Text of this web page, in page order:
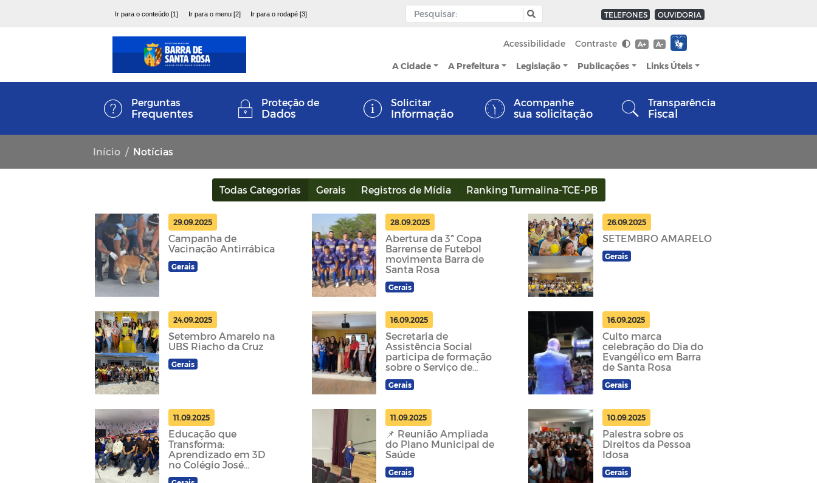
Ir para o conteúdo [1] Ir para o menu [2] Ir para o rodapé [3] TELEFONES OUVIDORIA
Acessibilidade Contraste A+ A-
A Cidade A Prefeitura Legislação Publicações Links Úteis
Perguntas
Frequentes
Proteção de
Dados
Solicitar
Informação
Acompanhe
sua solicitação
Transparência
Fiscal
Início Notícias
Todas Categorias Gerais Registros de Mídia Ranking Turmalina-TCE-PB
29.09.2025
Campanha de
Vacinação Antirrábica
Gerais
28.09.2025
Abertura da 3ª Copa
Barrense de Futebol
movimenta Barra de
Santa Rosa
Gerais
26.09.2025
SETEMBRO AMARELO
Gerais
24.09.2025
Setembro Amarelo na
UBS Riacho da Cruz
Gerais
16.09.2025
Secretaria de
Assistência Social
participa de formação
sobre o Serviço de
Família Acolhedora
Gerais
16.09.2025
Culto marca
celebração do Dia do
Evangélico em Barra
de Santa Rosa
Gerais
11.09.2025
Educação que
Transforma:
Aprendizado em 3D
no Colégio José
Eudenicio
11.09.2025
📌 Reunião Ampliada
do Plano Municipal de
Saúde
Gerais
10.09.2025
Palestra sobre os
Direitos da Pessoa
Idosa
Gerais